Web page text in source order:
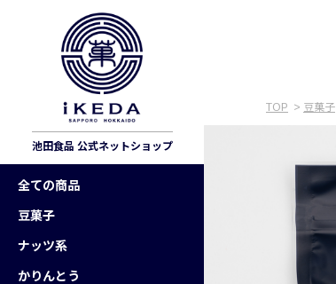
池田食品 公式ネットショップ
全ての商品
豆菓子
ナッツ系
かりんとう
TOP > 豆菓子